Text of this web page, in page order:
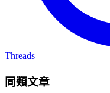
Threads
同類文章